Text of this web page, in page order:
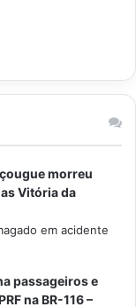
morreu
Vitória da
em acidente
passageiros e
na BR-116 –